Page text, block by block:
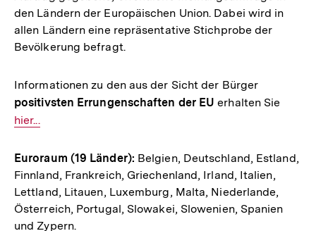
den Ländern der Europäischen Union. Dabei wird in
allen Ländern eine repräsentative Stichprobe der
Bevölkerung befragt.
Informationen zu den aus der Sicht der Bürger
positivsten Errungenschaften der EU erhalten Sie
hier...
Euroraum (19 Länder): Belgien, Deutschland, Estland,
Finnland, Frankreich, Griechenland, Irland, Italien,
Lettland, Litauen, Luxemburg, Malta, Niederlande,
Österreich, Portugal, Slowakei, Slowenien, Spanien
und Zypern.